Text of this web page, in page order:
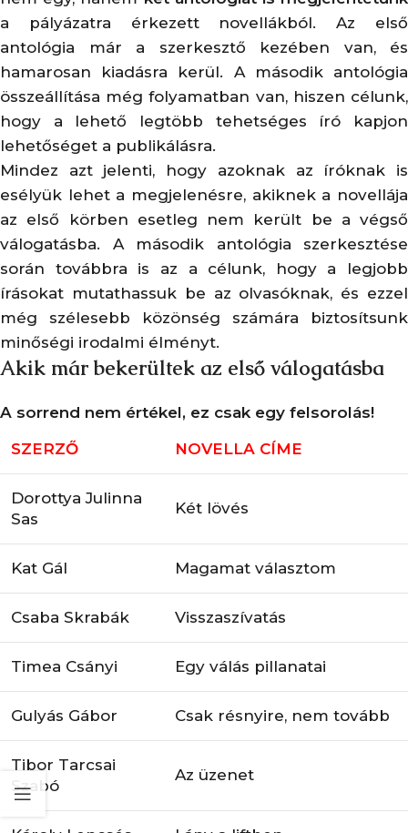
a pályázatra érkezett novellákból. Az első
antológia már a szerkesztő kezében van, és
hamarosan kiadásra kerül. A második antológia
összeállítása még folyamatban van, hiszen célunk,
hogy a lehető legtöbb tehetséges író kapjon
lehetőséget a publikálásra.
Mindez azt jelenti, hogy azoknak az íróknak is
esélyük lehet a megjelenésre, akiknek a novellája
az első körben esetleg nem került be a végső
válogatásba. A második antológia szerkesztése
során továbbra is az a célunk, hogy a legjobb
írásokat mutathassuk be az olvasóknak, és ezzel
még szélesebb közönség számára biztosítsunk
minőségi irodalmi élményt.
Akik már bekerültek az első válogatásba
A sorrend nem értékel, ez csak egy felsorolás!
SZERZŐ
NOVELLA CÍME
Dorottya Julinna
Sas
Két lövés
Kat Gál Magamat választom
Csaba Skrabák Visszaszívatás
Timea Csányi Egy válás pillanatai
Gulyás Gábor Csak résnyire, nem tovább
Tibor Tarcsai
Szabó
Az üzenet